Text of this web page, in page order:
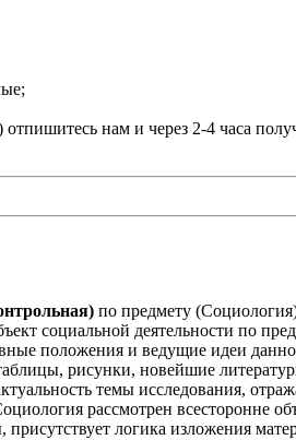
нам и через 2-4 часа
по предмету
социальной деятельности по
положения и ведущие идеи
рисунки, новейшие
темы исследования,
рассмотрен всесторонне
логика изложения